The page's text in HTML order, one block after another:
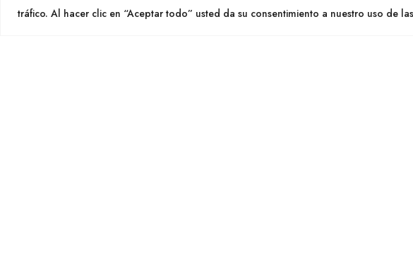
tráfico. Al hacer clic en “Aceptar todo” usted da su consentimiento a nuestro uso de
Tel. +34 977053013